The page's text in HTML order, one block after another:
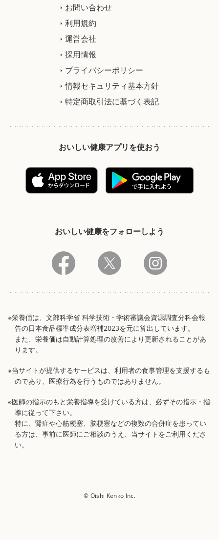
お問い合わせ
利用規約
運営会社
採用情報
プライバシーポリシー
情報セキュリティ基本方針
特定商取引法に基づく表記
おいしい健康アプリを使おう
おいしい健康をフォローしよう
※栄養価は、文部科学省 科学技術・学術審議会資源調査分科会報
告の日本食品標準成分表増補2023を元に算出しています。
また、栄養価は自動計算処理の改善により更新されることがあ
ります。
※当サイトが提供するサービスは、利用者の食事管理を支援するも
のであり、医療行為を行うものではありません。
※医師の指示のもと栄養指導を受けている方は、必ずその指示・指
導に従って下さい。
特に、腎症や心筋梗塞、脳梗塞などの複数の合併症を患ってい
る方は、事前に医師にご相談のうえ、当サイトをご利用くださ
い。
© Oishi Kenko Inc.